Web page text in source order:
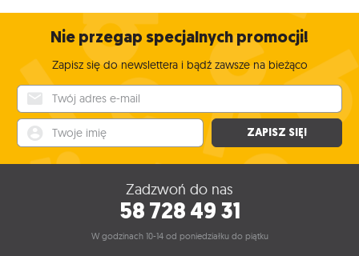
Nie przegap specjalnych promocji!
Zapisz się do newslettera i bądź zawsze na bieżąco
ZAPISZ SIĘ!
Zadzwoń do nas
58 728 49 31
W godzinach 10-14 od poniedziałku do piątku